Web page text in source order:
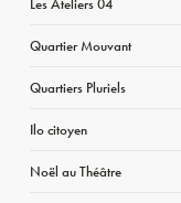
Les Ateliers 04
Quartier Mouvant
Quartiers Pluriels
Ilo citoyen
Noël au Théâtre